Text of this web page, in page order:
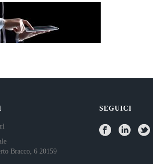
Bracco, 6 20159
SEGUICI